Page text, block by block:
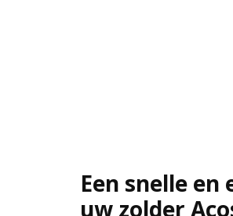
Een snelle
uw zolder